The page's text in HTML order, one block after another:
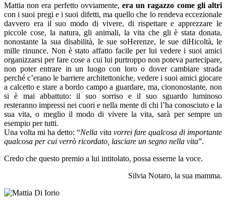
Mattia non era perfetto ovviamente, era un ragazzo come gli altri
con i suoi pregi e i suoi difetti, ma quello che lo rendeva eccezionale
davvero era il suo modo di vivere, di rispettare e apprezzare le
piccole cose, la natura, gli animali, la vita che gli è stata donata,
nonostante la sua disabilità, le sue soHerenze, le sue diHicoltà, le
mille rinunce. Non è stato affatto facile per lui vedere i suoi amici
organizzarsi per fare cose a cui lui purtroppo non poteva partecipare,
non poter entrare in un luogo con loro o dover cambiare strada
perché c’erano le barriere architettoniche, vedere i suoi amici giocare
a calcetto e stare a bordo campo a guardare, ma, ciononostante, non
si è mai abbattuto: il suo sorriso e il suo sguardo luminoso
resteranno impressi nei cuori e nella mente di chi l’ha conosciuto e la
sua vita, o meglio il modo di vivere la vita, sarà per sempre un
esempio per tutti.
Una volta mi ha detto: “Nella vita vorrei fare qualcosa di importante
qualcosa per cui verrò ricordato, lasciare un segno nella vita”.
Credo che questo premio a lui intitolato, possa esserne la voce.
Silvia Notaro, la sua mamma.